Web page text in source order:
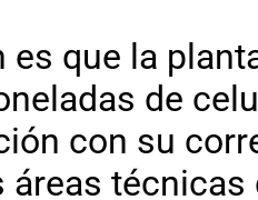
es que la
de
con su
áreas